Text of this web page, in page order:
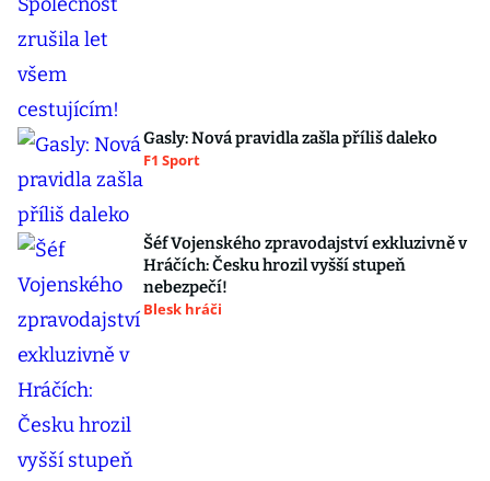
Gasly: Nová pravidla zašla příliš daleko
F1 Sport
Šéf Vojenského zpravodajství exkluzivně v
Hráčích: Česku hrozil vyšší stupeň
nebezpečí!
Blesk hráči